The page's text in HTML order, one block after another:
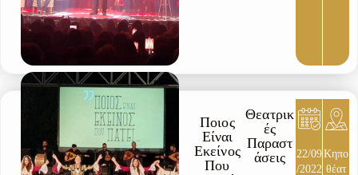
Ποιος
Είναι
Εκείνος
Που
Θεατρικ
ές
Παραστ
άσεις
22/09
/2022
Κηπο
θέατ